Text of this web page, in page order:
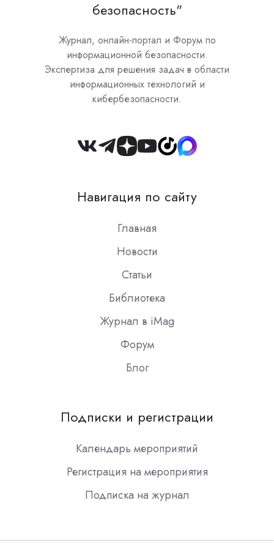
безопасность"
Журнал, онлайн-портал и Форум по
информационной безопасности.
Экспертиза для решения задач в области
информационных технологий и
кибербезопасности.
Join
Slack
Навигация по сайту
Главная
Новости
Статьи
Библиотека
Журнал в iMag
Форум
Блог
Подписки и регистрации
Календарь мероприятий
Регистрация на мероприятия
Подписка на журнал